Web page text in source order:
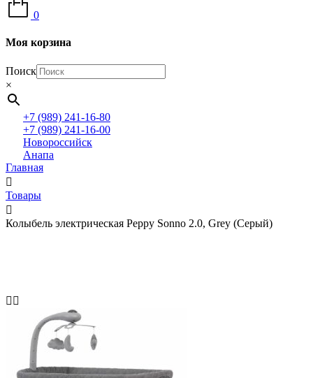
0
Моя корзина
Поиск
×
+7 (989) 241-16-80
+7 (989) 241-16-00
Новороссийск
Анапа
Главная
Товары
Колыбель электрическая Peppy Sonno 2.0, Grey (Серый)